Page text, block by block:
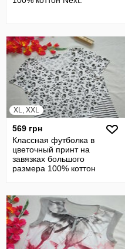
XL, XXL
569 грн
Классная футболка в
цветочный принт на
завязках большого
размера 100% коттон